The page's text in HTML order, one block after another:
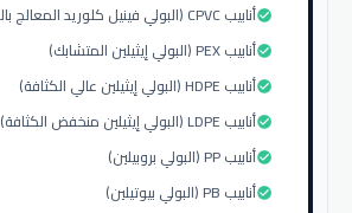
أنابيب CPVC (البولي فينيل كلوريد المعالج بالكلور)check_circle
أنابيب PEX (البولي إيثيلين المتشابك)check_circle
أنابيب HDPE (البولي إيثيلين عالي الكثافة)check_circle
أنابيب LDPE (البولي إيثيلين منخفض الكثافة)check_circle
أنابيب PP (البولي بروبيلين)check_circle
أنابيب PB (البولي بيوتيلين)check_circle